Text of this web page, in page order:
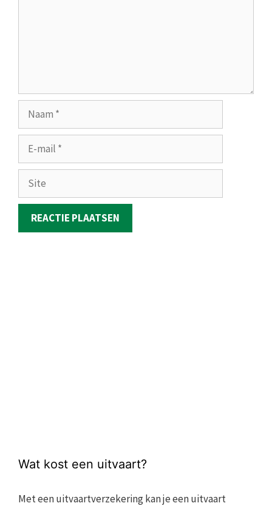
mail
Site
Wat kost een uitvaart?
Met een uitvaartverzekering kan je een uitvaart